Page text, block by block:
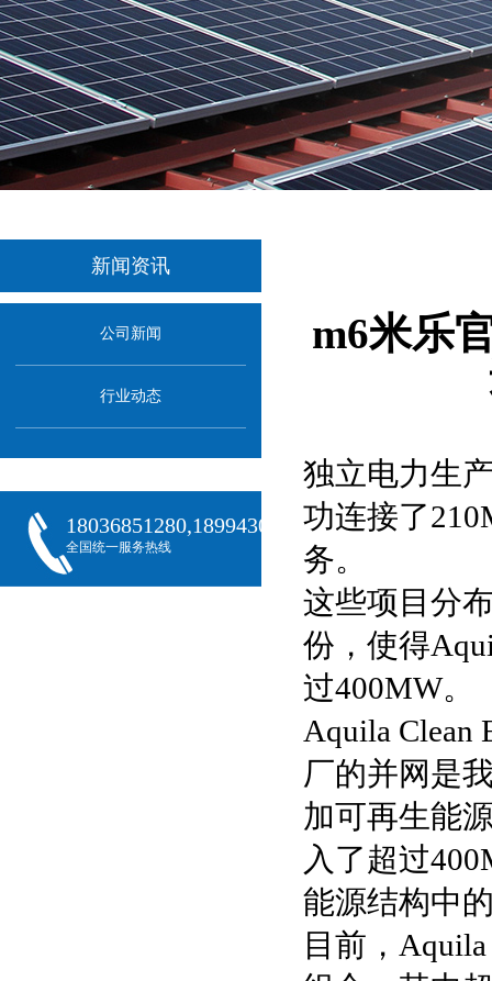
新闻资讯
公司新闻
行业动态
18036851280,18994301288,18068407382
全国统一服务热线
m6米乐
独立电力生
功连接了
务。
这些项目分
份，使得
过400MW。
Aquila Clean
厂的并网是
加可再生能
入了超过
能源结构中
目前，